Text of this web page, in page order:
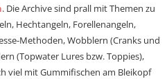
. Die Archive sind prall mit Themen zu
Hechtangeln, Forellenangeln,
Methoden, Wobblern (Cranks und
(Topwater Lures bzw. Toppies),
viel mit Gummifischen am Bleikopf